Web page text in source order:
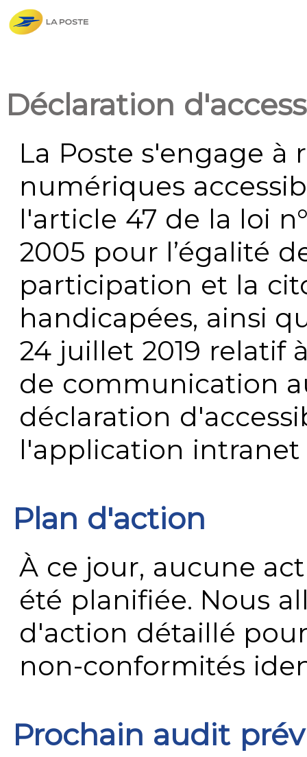
Déclaration
La Poste s'engage à
numériques
l'article 47 de la loi
2005 pour l’égalité
participation et la
handicapées, ainsi
24 juillet 2019 relatif
de communication
déclaration
l'application
Plan d'action
À ce jour, aucune
été planifiée. Nous
d'action détaillé
non-conformités
Prochain audit